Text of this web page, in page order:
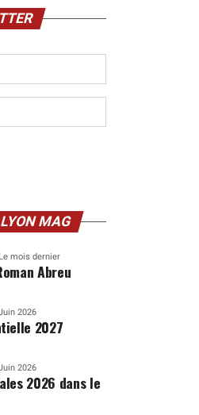
MAG
Le mois dernier
Abreu
2026
2027
2026
2026 dans le